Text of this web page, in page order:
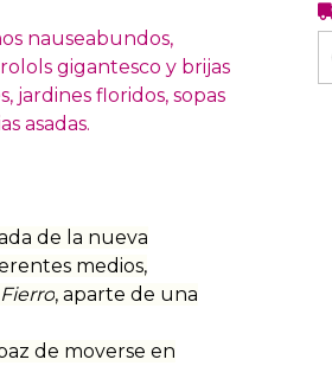
nauseabundos,
gigantesco y brijas
jardines floridos, sopas
asadas.
de la nueva
medios,
Fierro, aparte de una
de moverse en